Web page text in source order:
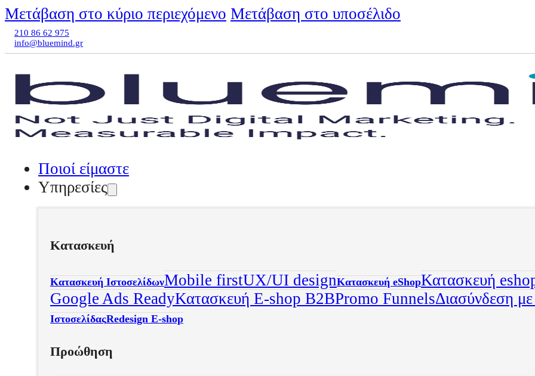
Μετάβαση στο κύριο περιεχόμενο Μετάβαση στο υποσέλιδο
210 86 62 975
info@bluemind.gr
Ποιοί είμαστε
Υπηρεσίες
Κατασκευή
Κατασκευή ΙστοσελίδωνMobile firstUX/UI designΚατασκευή eShopΚατασκευή
Google Ads ReadyΚατασκευή E-shop B2BPromo FunnelsΔιασύνδεση
ΙστοσελίδαςRedesign E-shop
Προώθηση